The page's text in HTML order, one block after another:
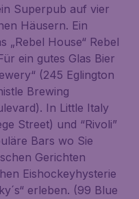
Superpub auf vier
Häusern. Ein
„Rebel House“ Rebel
ein gutes Glas Bier
(245 Eglington
Brewing
In Little Italy
Street) und “Rivoli”
Bars wo Sie
Gerichten
Eishockeyhysterie
erleben. (99 Blue